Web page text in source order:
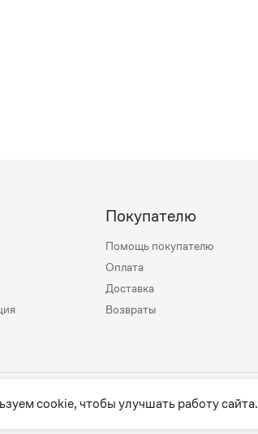
Покупателю
Помощь покупателю
Оплата
Доставка
Возвраты
cookie, чтобы улучшать работу сайта.